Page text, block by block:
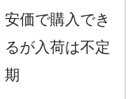
安価で購入でき
るが入荷は不定
期